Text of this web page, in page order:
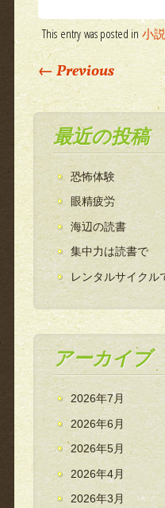
This entry was posted in 小
Post
←Previous
最近の投稿
恐怖体験
眼精疲労
海辺の読書
集中力は読書で
レンタルサイクル
アーカイブ
2026年7月
2026年6月
2026年5月
2026年4月
2026年3月